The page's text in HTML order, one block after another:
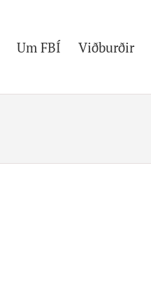
Um FBÍ Viðburðir